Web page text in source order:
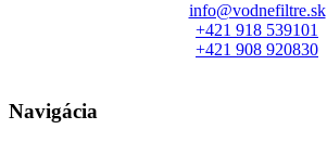
info@vodnefiltre.sk
+421 918 539101
+421 908 920830
Navigácia